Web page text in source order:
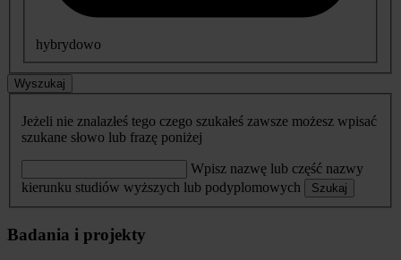
hybrydowo
Wyszukaj
Jeżeli nie znalazłeś tego czego szukałeś zawsze możesz wpisać
szukane słowo lub frazę poniżej
Wpisz nazwę lub część nazwy
kierunku studiów wyższych lub podyplomowych
Szukaj
Badania i projekty